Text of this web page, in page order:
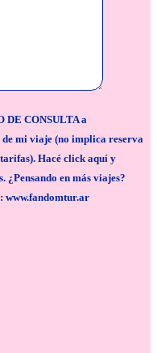
DE CONSULTA a
mi viaje (no implica reserva
Hacé click aquí y
¿Pensando en más viajes?
www.fandomtur.ar